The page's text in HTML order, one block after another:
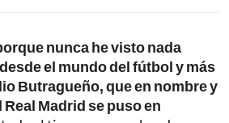
nunca he visto nada
el mundo del fútbol y más
Butragueño, que en nombre y
Madrid se puso en